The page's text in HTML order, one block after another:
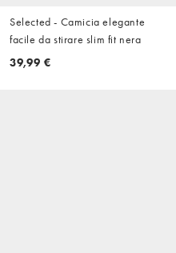
Selected - Camicia elegante
facile da stirare slim fit nera
39,99 €